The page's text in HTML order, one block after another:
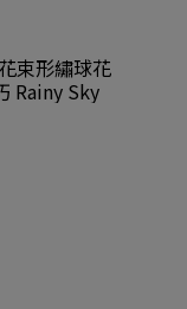
束形繡球花
Rainy Sky